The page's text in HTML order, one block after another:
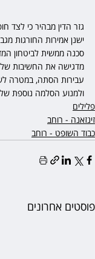
גזר הדין מבהיר כי לצד
ישנן אמירות החורגות
סכנה ממשית לביטחון
מדגישה את החשיבות
עבירות הסתה, במטרה
ולמנוע הסלמה נוספת
פלילים
זינזאנה - רוחב
כבוד השופט - רוחב
פוסטים אחרונים